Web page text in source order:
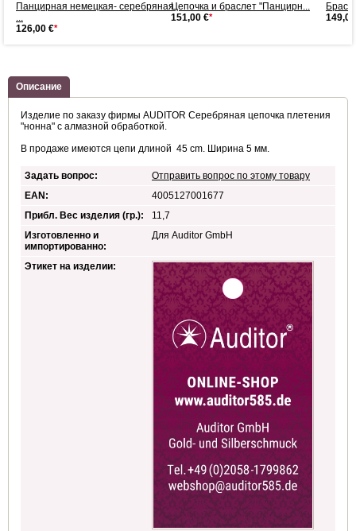
Панцирная немецкая- серебряная
...
126,00 €*
Цепочка и браслет "Панцирн...
151,00 €*
Описание
Изделие по заказу фирмы AUDITOR Серебряная цепочка плетения
"нонна" с алмазной обработкой.
В продаже имеются цепи длиной 45 cm. Ширина 5 мм.
Задать вопрос:
Отправить вопрос по этому товару
EAN:
4005127001677
Прибл. Вес изделия (гр.):
11,7
Изготовленно и
импортированно:
Для Auditor GmbH
Этикет на изделии: